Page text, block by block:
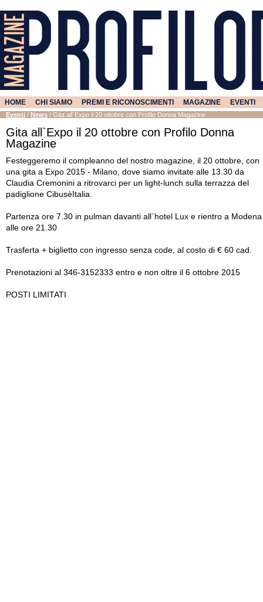
HOME CHI SIAMO PREMI E RICONOSCIMENTI MAGAZINE EVENTI
Eventi / News / Gita all`Expo il 20 ottobre con Profilo Donna Magazine
Gita all`Expo il 20 ottobre con Profilo Donna
Magazine
Festeggeremo il compleanno del nostro magazine, il 20 ottobre, con
una gita a Expo 2015 - Milano, dove siamo invitate alle 13.30 da
Claudia Cremonini a ritrovarci per un light-lunch sulla terrazza del
padiglione CibusèItalia.
Partenza ore 7.30 in pulman davanti all`hotel Lux e rientro a Modena
alle ore 21.30
Trasferta + biglietto con ingresso senza code, al costo di € 60 cad.
Prenotazioni al 346-3152333 entro e non oltre il 6 ottobre 2015
POSTI LIMITATI